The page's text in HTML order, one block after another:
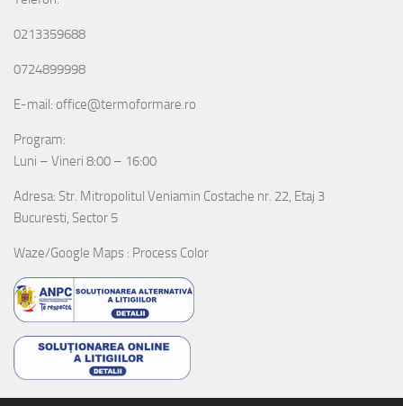
0213359688
0724899998
E-mail: office@termoformare.ro
Program:
Luni – Vineri 8:00 – 16:00
Adresa: Str. Mitropolitul Veniamin Costache nr. 22, Etaj 3
Bucuresti, Sector 5
Waze/Google Maps : Process Color